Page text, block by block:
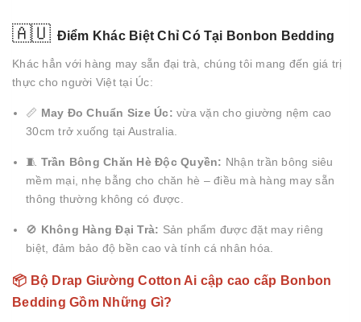
🇦🇺 Điểm Khác Biệt Chỉ Có Tại Bonbon Bedding
Khác hẳn với hàng may sẵn đại trà, chúng tôi mang đến giá trị
thực cho người Việt tại Úc:
📏 May Đo Chuẩn Size Úc: vừa vặn cho giường nệm cao
30cm trở xuống tại Australia.
🧵 Trần Bông Chăn Hè Độc Quyền: Nhận trần bông siêu
mềm mại, nhẹ bẫng cho chăn hè – điều mà hàng may sẵn
thông thường không có được.
🚫 Không Hàng Đại Trà: Sản phẩm được đặt may riêng
biệt, đảm bảo độ bền cao và tính cá nhân hóa.
📦 Bộ Drap Giường Cotton Ai cập cao cấp Bonbon
Bedding Gồm Những Gì?